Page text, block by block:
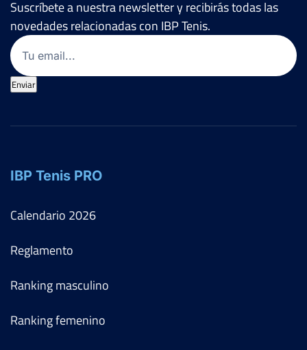
Suscríbete a nuestra newsletter y recibirás todas las
novedades relacionadas con IBP Tenis.
Email
Enviar
IBP Tenis PRO
Calendario 2026
Reglamento
Ranking masculino
Ranking femenino